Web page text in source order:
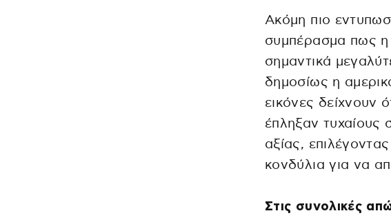
Ακόμη πιο
συμπέρασμα πως
σημαντικά
δημοσίως η
εικόνες δείχνουν
έπληξαν τυχαίους
αξίας,
κονδύλια για να
Στις συνολικές